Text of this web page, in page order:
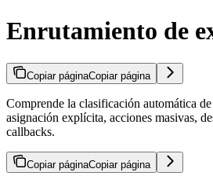
Enrutamiento de
Copiar páginaCopiar página
Comprende la clasificación automática
asignación explícita, acciones masivas,
callbacks.
Copiar páginaCopiar página